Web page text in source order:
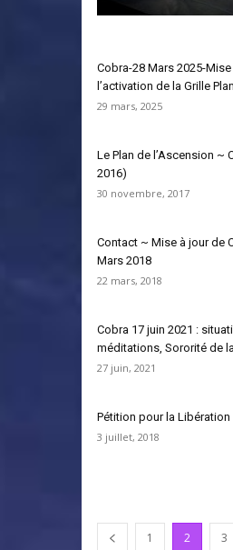
Cobra-28 Mars 2025-
l’activation de la Grille
29 mars, 2025
Le Plan de l’Ascension ~
2016)
30 novembre, 2017
Contact ~ Mise à jour de
Mars 2018
22 mars, 2018
Cobra 17 juin 2021 :
méditations, Sororité de
27 juin, 2021
Pétition pour la Libération
3 juillet, 2018
1 2 3